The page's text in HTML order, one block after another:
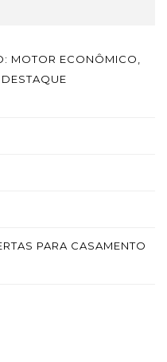
MOTOR ECONÔMICO,
PARA CASAMENTO